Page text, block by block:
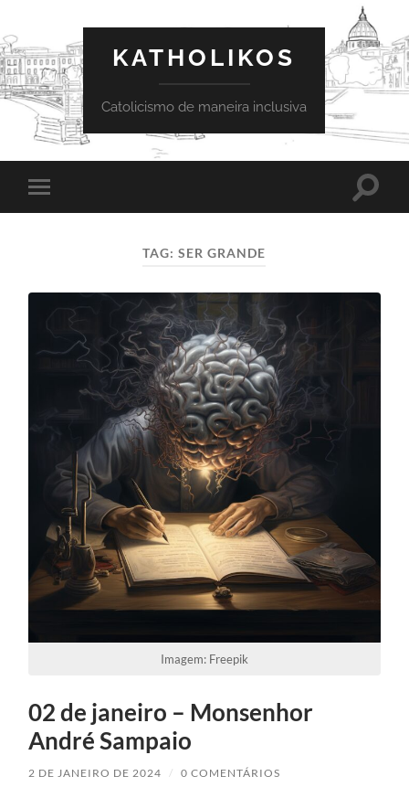
KATHOLIKOS
Catolicismo de maneira inclusiva
Toggle
mobile
Toggle
TAG:SER GRANDE
Imagem: Freepik
02 de janeiro – Monsenhor
André Sampaio
2 DE JANEIRO DE 2024 / 0 COMENTÁRIOS